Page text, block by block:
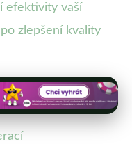
efektivity vaší
zlepšení kvality